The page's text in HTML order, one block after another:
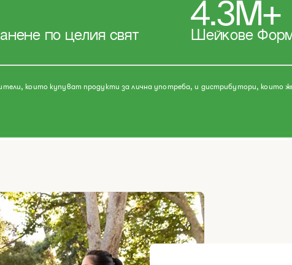
по целия свят
4.3М+
Шейкове
които купуват продукти за лична употреба, и дистрибутори, които